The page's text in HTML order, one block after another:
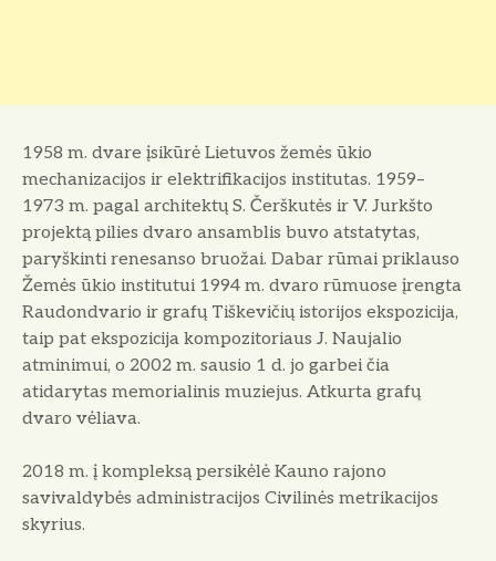
1958 m. dvare įsikūrė Lietuvos žemės ūkio
mechanizacijos ir elektrifikacijos institutas. 1959–
1973 m. pagal architektų S. Čerškutės ir V. Jurkšto
projektą pilies dvaro ansamblis buvo atstatytas,
paryškinti renesanso bruožai. Dabar rūmai priklauso
Žemės ūkio institutui 1994 m. dvaro rūmuose įrengta
Raudondvario ir grafų Tiškevičių istorijos ekspozicija,
taip pat ekspozicija kompozitoriaus J. Naujalio
atminimui, o 2002 m. sausio 1 d. jo garbei čia
atidarytas memorialinis muziejus. Atkurta grafų
dvaro vėliava.
2018 m. į kompleksą persikėlė Kauno rajono
savivaldybės administracijos Civilinės metrikacijos
skyrius.